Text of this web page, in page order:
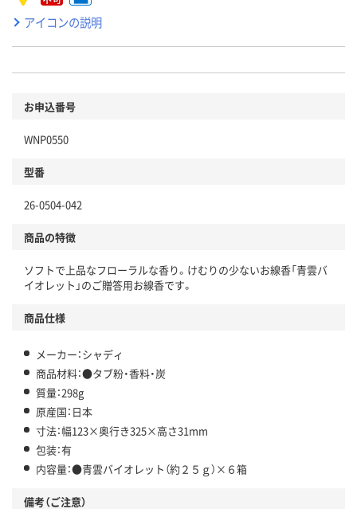
アイコンの説明
お申込番号
WNP0550
型番
26-0504-042
商品の特徴
ソフトで上品なフローラルな香り。けむりの少ないお線香「青雲バ
イオレット」のご贈答用お線香です。
商品仕様
メーカー：シャディ
商品材料：●タブ粉・香料・炭
質量：298g
原産国：日本
寸法：幅123×奥行き325×高さ31mm
包装：有
内容量：●青雲バイオレット（約２５ｇ）×６箱
備考（ご注意）